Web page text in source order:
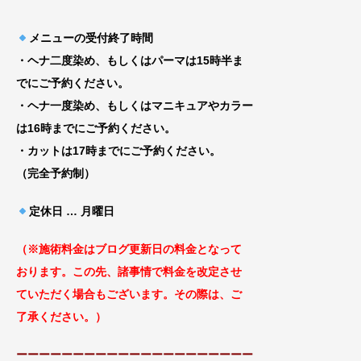
メニューの受付終了時間
・ヘナ二度染め、もしくはパーマは15時半ま
でにご予約ください。
・ヘナ一度染め、もしくはマニキュアやカラー
は16時までにご予約ください。
・カットは17時までにご予約ください。
（完全予約制）
定休日 … 月曜日
（※施術料金はブログ更新日の料金となって
おります。この先、諸事情で料金を改定させ
ていただく場合もございます。その際は、ご
了承ください。）
ーーーーーーーーーーーーーーーーーーーーー